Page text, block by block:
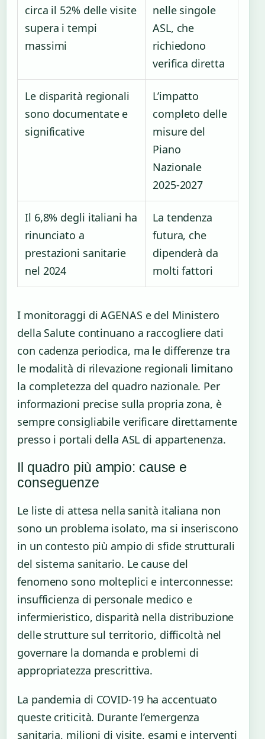
circa il 52% delle visite
supera i tempi
massimi
nelle singole
ASL, che
richiedono
verifica diretta
Le disparità regionali
sono documentate e
significative
L’impatto
completo delle
misure del
Piano
Nazionale
2025-2027
Il 6,8% degli italiani ha
rinunciato a
prestazioni sanitarie
nel 2024
La tendenza
futura, che
dipenderà da
molti fattori
I monitoraggi di AGENAS e del Ministero
della Salute continuano a raccogliere dati
con cadenza periodica, ma le differenze tra
le modalità di rilevazione regionali limitano
la completezza del quadro nazionale. Per
informazioni precise sulla propria zona, è
sempre consigliabile verificare direttamente
presso i portali della ASL di appartenenza.
Il quadro più ampio: cause e
conseguenze
Le liste di attesa nella sanità italiana non
sono un problema isolato, ma si inseriscono
in un contesto più ampio di sfide strutturali
del sistema sanitario. Le cause del
fenomeno sono molteplici e interconnesse:
insufficienza di personale medico e
infermieristico, disparità nella distribuzione
delle strutture sul territorio, difficoltà nel
governare la domanda e problemi di
appropriatezza prescrittiva.
La pandemia di COVID-19 ha accentuato
queste criticità. Durante l’emergenza
sanitaria, milioni di visite, esami e interventi